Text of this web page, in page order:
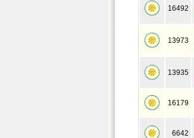
16492
13973
13935
16179
6642